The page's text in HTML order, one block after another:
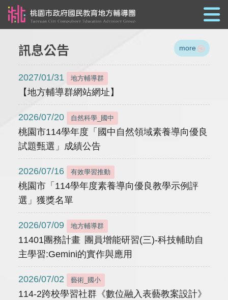
訊息公告 more
2027/01/31 地方輔導群
【地方輔導群網站網址】
2026/07/20 自然科學_國中
桃園市114學年度「國中自然領域素養導向優良
試題甄選」成績公告
2026/07/16 有效學習推動
桃園市「114學年度素養導向優良教學示例評
選」獲獎名單
2026/07/09 地方輔導群
11401團務計畫 團員增能研習(三)-科技輔助自
主學習:Gemini的實作與應用
2026/07/02 藝術_國小
114-2跨校學習社群《數位融入表藝教案設計》